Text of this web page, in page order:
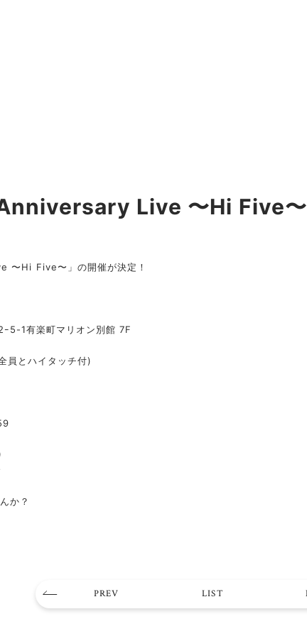
Live 〜Hi Five
Hi Five〜」の開催が決定！
有楽町マリオン別館 7F
とハイタッチ付)
か？
PREV LIST